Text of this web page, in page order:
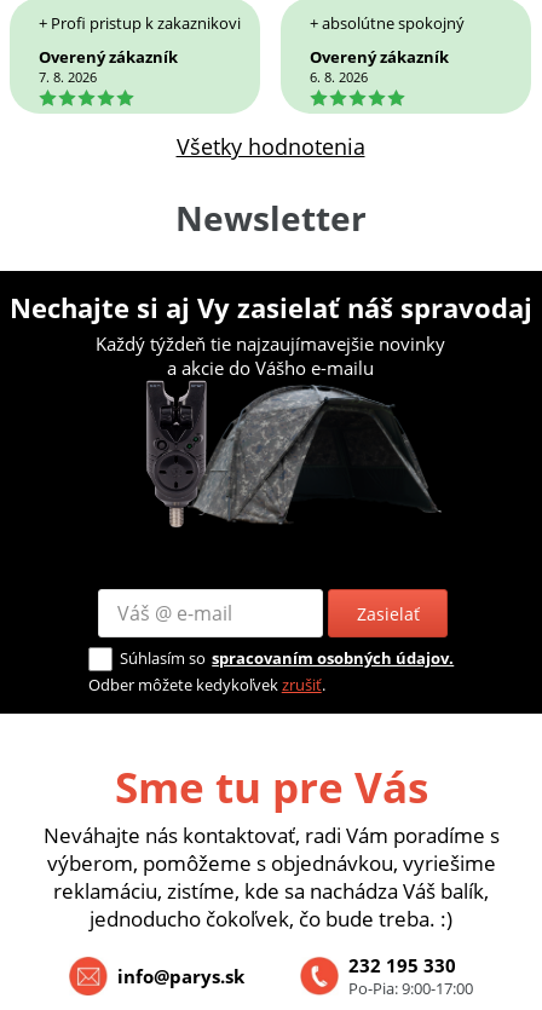
+ Profi pristup k zakaznikovi
Overený zákazník
7. 8. 2026
5
+ absolútne spokojný
Overený zákazník
6. 8. 2026
5
Všetky hodnotenia
Newsletter
Nechajte si aj Vy zasielať náš spravodaj
Každý týždeň tie najzaujímavejšie novinky
a akcie do Vášho e-mailu
Zasielať
Súhlasím so spracovaním osobných údajov.
Odber môžete kedykoľvekzrušiť.
Sme tu pre Vás
Neváhajte nás kontaktovať, radi Vám poradíme s
výberom, pomôžeme s objednávkou, vyriešime
reklamáciu, zistíme, kde sa nachádza Váš balík,
jednoducho čokoľvek, čo bude treba. :)
232 195 330
Po-Pia: 9:00-17:00
info@parys.sk